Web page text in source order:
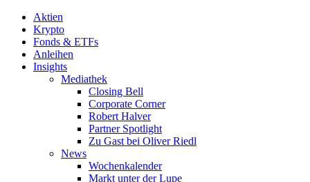
Aktien
Krypto
Fonds & ETFs
Anleihen
Insights
Mediathek
Closing Bell
Corporate Corner
Robert Halver
Partner Spotlight
Zu Gast bei Oliver Riedl
News
Wochenkalender
Markt unter der Lupe